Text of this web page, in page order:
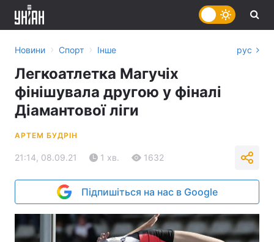
Новини › Спорт › Інше рус
Легкоатлетка Магучіх
фінішувала другою у фіналі
Діамантової ліги
АРТЕМ БУДРІН
21:14, 08.09.21 1 хв. 1632
Підпишіться на нас в Google